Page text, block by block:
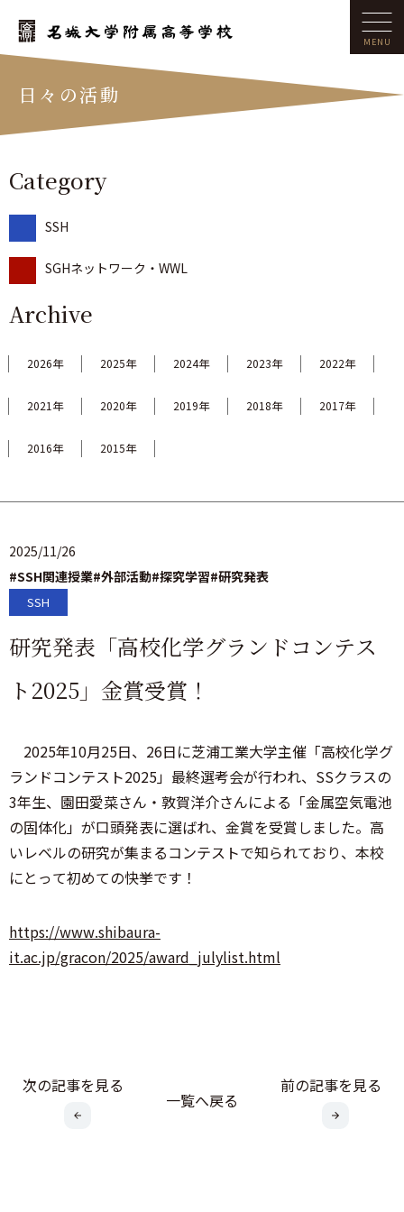
日々の活動
Category
SSH
SGHネットワーク・WWL
Archive
2026年 2025年 2024年 2023年 2022年
2021年 2020年 2019年 2018年 2017年
2016年 2015年
研究発表「高校化学グランドコンテス
ト2025」金賞受賞！
SSH
2025/11/26
#SSH関連授業#外部活動#探究学習#研究発表
2025年10月25日、26日に芝浦工業大学主催「高校化学グ
ランドコンテスト2025」最終選考会が行われ、SSクラスの
3年生、園田愛菜さん・敦賀洋介さんによる「金属空気電池
の固体化」が口頭発表に選ばれ、金賞を受賞しました。高
いレベルの研究が集まるコンテストで知られており、本校
にとって初めての快挙です！
https://www.shibaura-
it.ac.jp/gracon/2025/award_julylist.html
次の記事を見る
一覧へ戻る
前の記事を見る